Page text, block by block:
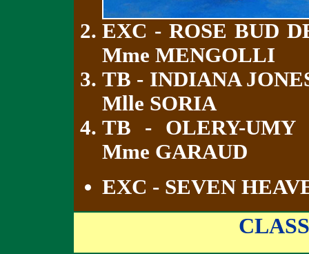
EXC - ROSE BUD
Mme MENGOLLI
TB - INDIANA
Mlle SORIA
TB - OLERY-UMY
Mme GARAUD
EXC - SEVEN